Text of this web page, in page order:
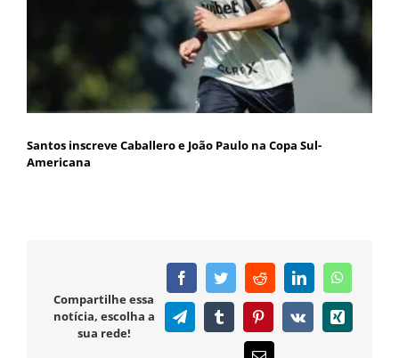
Santos inscreve Caballero e João Paulo na Copa Sul-
Americana
Compartilhe essa
notícia, escolha a
sua rede!
FacebookTwitterRedditLinkedIn
TelegramTumblr PinterestVk Xing
E-